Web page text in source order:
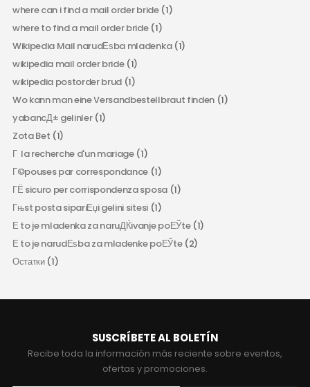
where can i find a mail order bride(1)
where to find a mail order bride(1)
Wikipedia Mail narudЕѕba mladenka(1)
wikipedia mail order bride(1)
wikipedia postorder brud (1)
Wo kann man eine Versandbestellbraut finden(1)
yabancД± gelinler(1)
Zota Bet (1)
Г la recherche d'un mariage(1)
Г©pouses par correspondance (1)
ГЁ sicuro per corrispondenza sposa(1)
Гњst posta sipariЕџi gelini sitesi(1)
Е to je mladenka za naruДЌivanje poЕЎte(1)
Е to je narudЕѕba za mladenke poЕЎte(2)
Остатки(1)
SUSCRÍBETE AL BOLETÍN
Recibe toda la información más reciente sobre eventos,
ofertas y promociones.